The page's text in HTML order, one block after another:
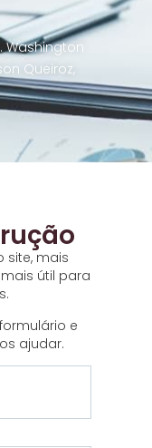
Washington
Queiroz,
site, mais
útil para
e
ajudar.